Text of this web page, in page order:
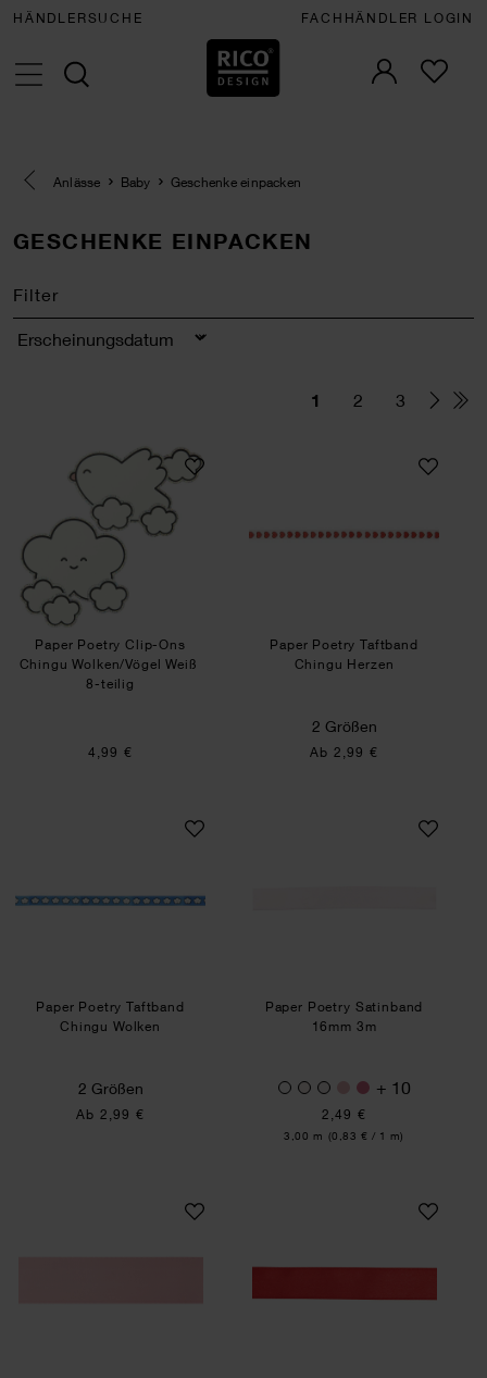
HÄNDLERSUCHE FACHHÄNDLER LOGIN
Eine Kategorie zurück navigieren
Anlässe Baby Geschenke einpacken
GESCHENKE EINPACKEN
Filter
Sortierung
1 2 3
Paper Poetry Clip-Ons Chingu Wolken/Vögel
Paper Poetry Clip-Ons
Chingu Wolken/Vögel Weiß
8-teilig
4,99 €
Paper Poetry
Paper Poetry Taftband
Chingu Herzen
2 Größen
Ab 2,99 €
Paper Poetry Taftband Chingu Wolken
Paper Poetry Taftband
Chingu Wolken
2 Größen
Ab 2,99 €
Paper Poetry
Paper Poetry Satinband
16mm 3m
+ 10
2,49 €
Inhalt:
3,00 m (0,83 € / 1 m)
Paper Poetry Satinband 38mm 3mSatinband